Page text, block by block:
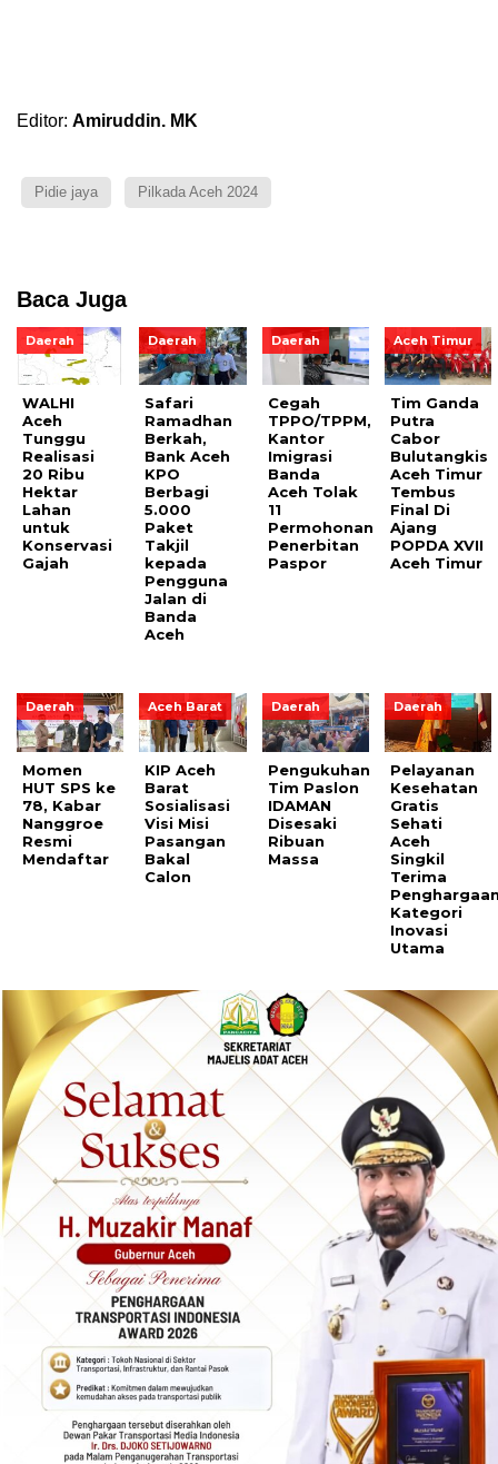
Editor: Amiruddin. MK
Pidie jaya Pilkada Aceh 2024
Baca Juga
Daerah
WALHI
Aceh
Tunggu
Realisasi
20 Ribu
Hektar
Lahan
untuk
Konservasi
Gajah
Daerah
Safari
Ramadhan
Berkah,
Bank Aceh
KPO
Berbagi
5.000
Paket
Takjil
kepada
Pengguna
Jalan di
Banda
Aceh
Daerah
Cegah
TPPO/TPPM,
Kantor
Imigrasi
Banda
Aceh Tolak
11
Permohonan
Penerbitan
Paspor
Aceh Timur
Tim Ganda
Putra
Cabor
Bulutangkis
Aceh Timur
Tembus
Final Di
Ajang
POPDA XVII
Aceh Timur
Daerah
Momen
HUT SPS ke
78, Kabar
Nanggroe
Resmi
Mendaftar
Aceh Barat
KIP Aceh
Barat
Sosialisasi
Visi Misi
Pasangan
Bakal
Calon
Daerah
Pengukuhan
Tim Paslon
IDAMAN
Disesaki
Ribuan
Massa
Daerah
Pelayanan
Kesehatan
Gratis
Sehati
Aceh
Singkil
Terima
Kategori
Inovasi
Utama